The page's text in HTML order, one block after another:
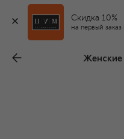
Скидка 10%
на первый
Женские